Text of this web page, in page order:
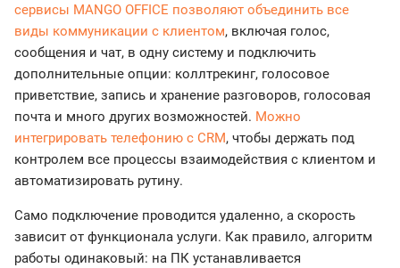
сервисы MANGO OFFICE позволяют объединить все
виды коммуникации с клиентом, включая голос,
сообщения и чат, в одну систему и подключить
дополнительные опции: коллтрекинг, голосовое
приветствие, запись и хранение разговоров, голосовая
почта и много других возможностей. Можно
интегрировать телефонию с CRM, чтобы держать под
контролем все процессы взаимодействия с клиентом и
автоматизировать рутину.
Само подключение проводится удаленно, а скорость
зависит от функционала услуги. Как правило, алгоритм
работы одинаковый: на ПК устанавливается